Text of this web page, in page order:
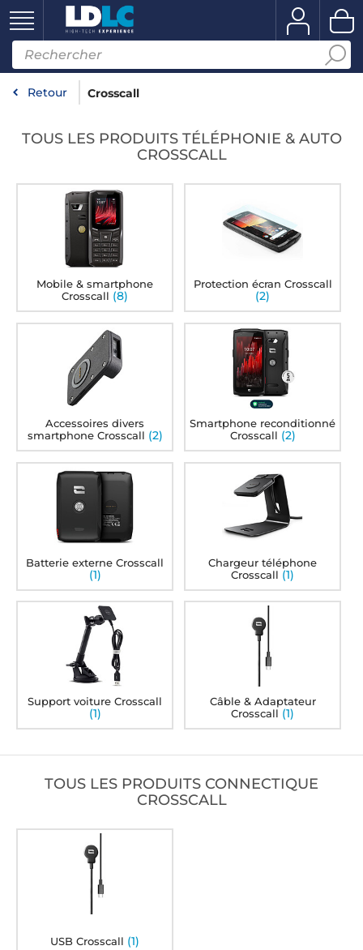
Retour Crosscall
TOUS LES PRODUITS TÉLÉPHONIE & AUTO
CROSSCALL
Mobile & smartphone
Crosscall (8)
Protection écran Crosscall
(2)
Accessoires divers
smartphone Crosscall (2)
Smartphone reconditionné
Crosscall (2)
Batterie externe Crosscall
(1)
Chargeur téléphone
Crosscall (1)
Support voiture Crosscall
(1)
Câble & Adaptateur
Crosscall (1)
TOUS LES PRODUITS CONNECTIQUE
CROSSCALL
USB Crosscall (1)